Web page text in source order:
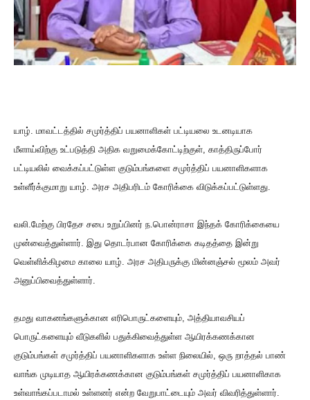
யாழ். மாவட்டத்தில் சமுர்த்திப் பயனாளிகள் பட்டியலை உடனடியாக
மீளாய்விற்கு உட்படுத்தி அதிக வறுமைக்கோட்டிற்குள், காத்திருப்போர்
பட்டியலில் வைக்கப்பட்டுள்ள குடும்பங்களை சமுர்த்திப் பயனாளிகளாக
உள்ளீர்க்குமாறு யாழ். அரச அதிபரிடம் கோரிக்கை விடுக்கப்பட்டுள்ளது.
வலி.மேற்கு பிரதேச சபை உறுப்பினர் ந.பொன்ராசா இந்தக் கோரிக்கையை
முன்வைத்துள்ளார். இது தொடர்பான கோரிக்கை கடிதத்தை இன்று
வெள்ளிக்கிழமை காலை யாழ். அரச அதிபருக்கு மின்னஞ்சல் மூலம் அவர்
அனுப்பிவைத்துள்ளார்.
தமது வாகனங்களுக்கான எரிபொருட்களையும், அத்தியாவசியப்
பொருட்களையும் வீடுகளில் பதுக்கிவைத்துள்ள ஆயிரக்கணக்கான
குடும்பங்கள் சமுர்த்திப் பயனாளிகளாக உள்ள நிலையில், ஒரு றாத்தல் பாண்
வாங்க முடியாத ஆயிரக்கணக்கான குடும்பங்கள் சமுர்த்திப் பயனாளிகாக
உள்வாங்கப்படாமல் உள்ளனர் என்ற வேறுபாட்டையும் அவர் விவரித்துள்ளார்.